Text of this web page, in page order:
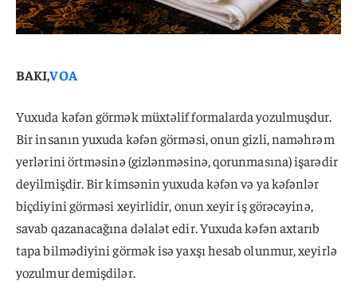
BAKI,VOA
Yuxuda kəfən görmək müxtəlif formalarda yozulmuşdur.
Bir insanın yuxuda kəfən görməsi, onun gizli, naməhrəm
yerlərini örtməsinə (gizlənməsinə, qorunmasına) işarədir
deyilmişdir. Bir kimsənin yuxuda kəfən və ya kəfənlər
biçdiyini görməsi xeyirlidir, onun xeyir iş görəcəyinə,
savab qazanacağına dəlalət edir. Yuxuda kəfən axtarıb
tapa bilmədiyini görmək isə yaxşı hesab olunmur, xeyirlə
yozulmur demişdilər.